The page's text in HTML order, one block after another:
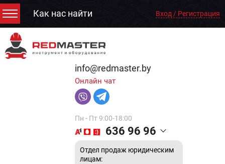
Как нас найти Вход / Регистрация
info@redmaster.by
Онлайн чат
Пн - Пт 9:00-18:00
636 96 96
Отдел продаж юридическим
лицам: